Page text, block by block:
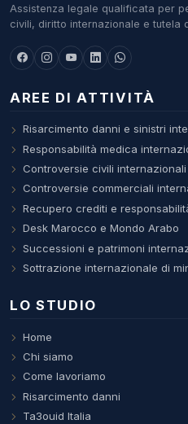
Assistenza legale qualificata per
civili, diritto internazionale e tutela
AREE DI ATTIVITÀ
Risarcimento danni e sinistri
Responsabilità medica
Controversie civili internazionali
Controversie commerciali
Recupero crediti e
Desk Marocco e Mondo Arabo
Successioni e patrimoni
Sottrazione internazionale di
LO STUDIO
Home
Chi siamo
Come lavoriamo
Risarcimento danni
Ta3ouid Italia